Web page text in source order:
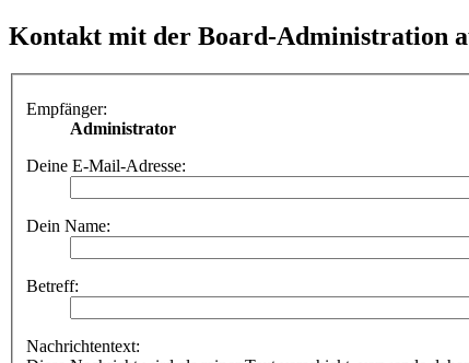
Kontakt mit der Board-Administration
Empfänger:
Administrator
Deine E-Mail-Adresse:
Dein Name:
Betreff:
Nachrichtentext: